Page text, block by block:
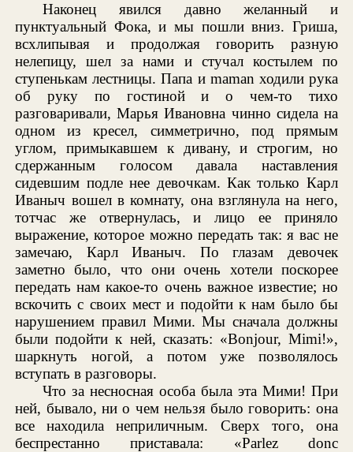
Наконец явился давно желанный и
пунктуальный Фока, и мы пошли вниз. Гриша,
всхлипывая и продолжая говорить разную
нелепицу, шел за нами и стучал костылем по
ступенькам лестницы. Папа и maman ходили рука
об руку по гостиной и о чем-то тихо
разговаривали, Марья Ивановна чинно сидела на
одном из кресел, симметрично, под прямым
углом, примыкавшем к дивану, и строгим, но
сдержанным голосом давала наставления
сидевшим подле нее девочкам. Как только Карл
Иваныч вошел в комнату, она взглянула на него,
тотчас же отвернулась, и лицо ее приняло
выражение, которое можно передать так: я вас не
замечаю, Карл Иваныч. По глазам девочек
заметно было, что они очень хотели поскорее
передать нам какое-то очень важное известие; но
вскочить с своих мест и подойти к нам было бы
нарушением правил Мими. Мы сначала должны
были подойти к ней, сказать: «Bonjour, Mimi!»,
шаркнуть ногой, а потом уже позволялось
вступать в разговоры.
Что за несносная особа была эта Мими! При
ней, бывало, ни о чем нельзя было говорить: она
все находила неприличным. Сверх того, она
беспрестанно приставала: «Parlez donc